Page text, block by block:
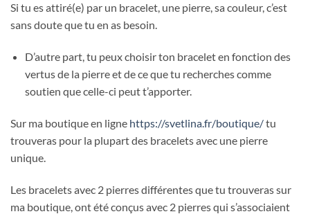
Si tu es attiré(e) par un bracelet, une pierre, sa couleur, c’est
sans doute que tu en as besoin.
D’autre part, tu peux choisir ton bracelet en fonction des
vertus de la pierre et de ce que tu recherches comme
soutien que celle-ci peut t’apporter.
Sur ma boutique en ligne https://svetlina.fr/boutique/tu
trouveras pour la plupart des bracelets avec une pierre
unique.
Les bracelets avec 2 pierres différentes que tu trouveras sur
ma boutique, ont été conçus avec 2 pierres qui s’associaient